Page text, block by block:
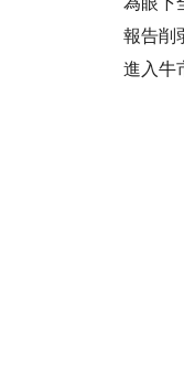
報告削
進入牛